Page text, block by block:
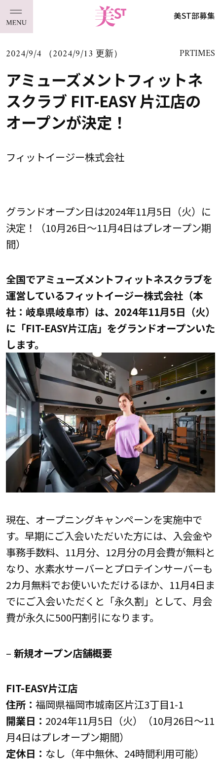
美ST部募集
2024/9/4 （2024/9/13 更新） PRTIMES
アミューズメントフィットネ
スクラブ FIT-EASY 片江店の
オープンが決定！
フィットイージー株式会社
グランドオープン日は2024年11月5日（火）に
決定！（10月26日～11月4日はプレオープン期
間）
全国でアミューズメントフィットネスクラブを
運営しているフィットイージー株式会社（本
社：岐阜県岐阜市）は、2024年11月5日（火）
に「FIT-EASY片江店」をグランドオープンいた
します。
現在、オープニングキャンペーンを実施中で
す。早期にご入会いただいた方には、入会金や
事務手数料、11月分、12月分の月会費が無料と
なり、水素水サーバーとプロテインサーバーも
2カ月無料でお使いいただけるほか、11月4日ま
でにご入会いただくと「永久割」として、月会
費が永久に500円割引になります。
– 新規オープン店舗概要
FIT-EASY片江店
住所： 福岡県福岡市城南区片江3丁目1-1
開業日： 2024年11月5日（火）（10月26日～11
月4日はプレオープン期間）
定休日： なし（年中無休、24時間利用可能）